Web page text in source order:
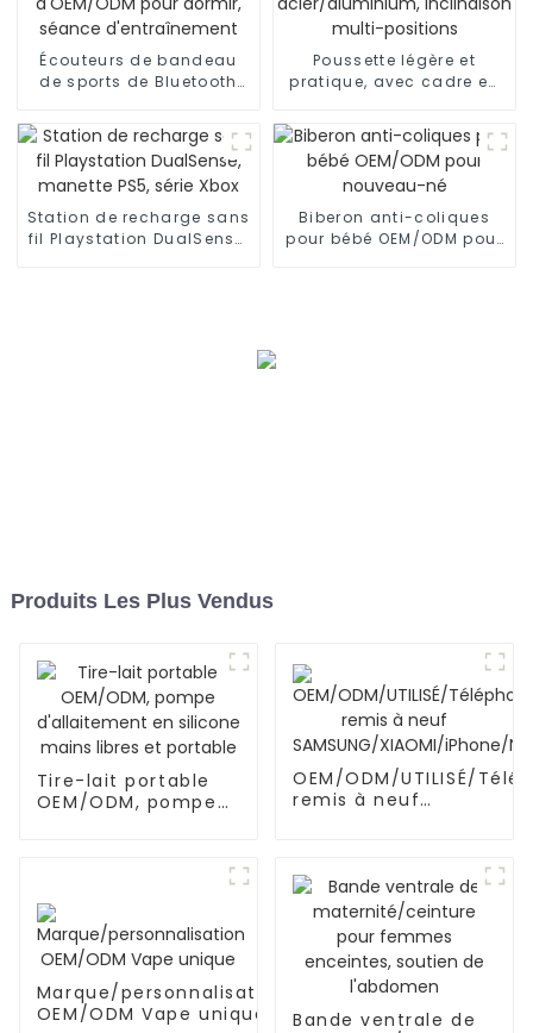
Écouteurs de bandeau
de sports de Bluetooth
séance d'entraînement
Poussette légère et
pratique, avec cadre en
inclinaison multi-
positions
Station de recharge sans
fil Playstation DualSense,
Biberon anti-coliques
pour bébé OEM/ODM pour
Produits Les Plus Vendus
Tire-lait portable
OEM/ODM, pompe
OEM/ODM/UTILISÉ/
remis à neuf
Marque/personnalisation
OEM/ODM Vape unique
Bande ventrale de